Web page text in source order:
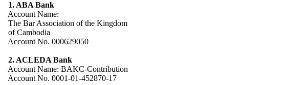
1. ABA Bank
Account Name:
The Bar Association of the Kingdom
of Cambodia
Account No. 000629050
2. ACLEDA Bank
Account Name: BAKC-Contribution
Account No. 0001-01-452870-17